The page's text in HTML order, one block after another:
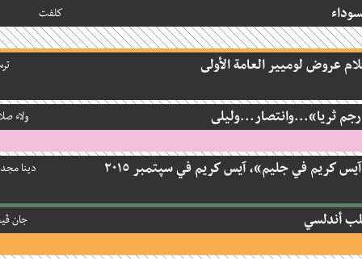
كلفت
عروض لوميير العامة الأولى ترسو
ثريا»...وانتصار...وليلى ولاء صلاح
كريم في جليم»، آيس كريم في سپتمبر ٢٠١٥ دينا مجدي
جان ڤيغو